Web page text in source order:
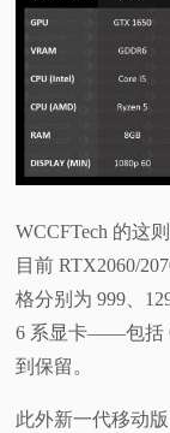
WCCFTech 的这
目前 RTX2060/
格分别为 999、
6 系显卡——包括
到保留。
此外新一代移动